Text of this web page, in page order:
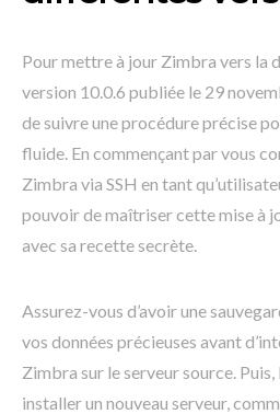
Pour mettre à jour Zimbra vers la
version 10.0.6 publiée le 29
de suivre une procédure précise
fluide. En commençant par vous
Zimbra via SSH en tant
pouvoir de maîtriser cette mise à
avec sa recette secrète.
Assurez-vous d’avoir une
vos données précieuses avant
Zimbra sur le serveur source.
installer un nouveau serveur,